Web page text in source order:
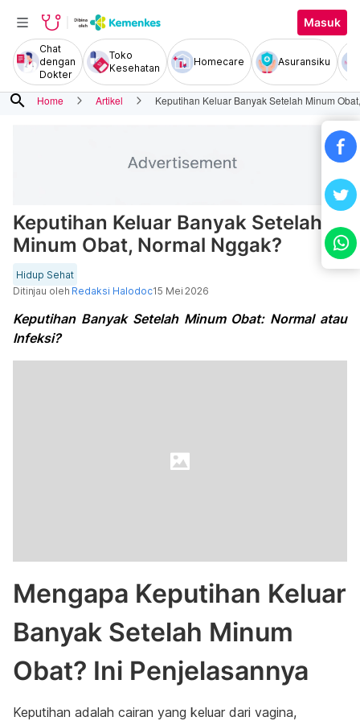
Masuk
Chat
dengan
Dokter
Toko
Kesehatan
Homecare Asuransiku
search Home Artikel Keputihan Keluar Banyak Setelah Minum
Keputihan Keluar Banyak Setelah
Minum Obat, Normal Nggak?
Hidup Sehat
Ditinjau oleh Redaksi Halodoc15 Mei 2026
Keputihan Banyak Setelah Minum Obat: Normal atau
Infeksi?
Mengapa Keputihan Keluar
Banyak Setelah Minum
Obat? Ini Penjelasannya
Keputihan adalah cairan yang keluar dari vagina,